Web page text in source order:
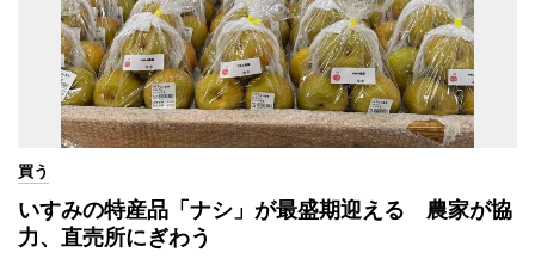
買う
いすみの特産品「ナシ」が最盛期迎える 農家が協
力、直売所にぎわう